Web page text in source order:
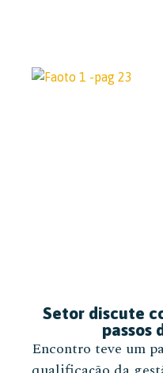
Setor discute
passos
Encontro teve um